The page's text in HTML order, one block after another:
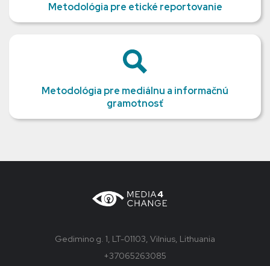
Metodológia pre etické reportovanie
Metodológia pre mediálnu a informačnú
gramotnosť
Gedimino g. 1, LT-01103, Vilnius, Lithuania
+37065263085